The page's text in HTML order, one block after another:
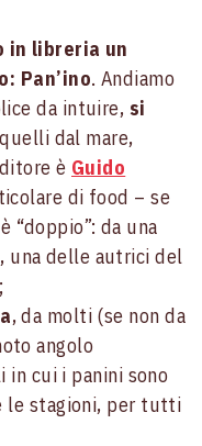
in libreria un
Pan’ino. Andiamo
da intuire, si
dal mare,
è Guido
di food – se
“doppio”: da una
, una delle autrici del
;
, da molti (se non da
angolo
cui i panini sono
le stagioni, per tutti